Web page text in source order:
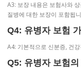
A3: 보장 내용은 보험사와
질병에 대한 보장이 포함됩
Q4: 유병자 보험
A4: 기본적으로 신분증, 건
Q5: 유병자 보험